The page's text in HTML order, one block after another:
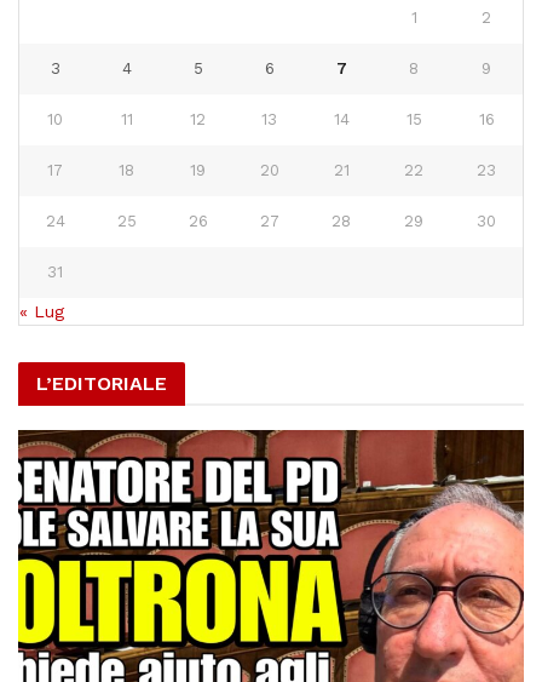
1 2
3 4 5 6 7 8 9
10 11 12 13 14 15 16
17 18 19 20 21 22 23
24 25 26 27 28 29 30
31
« Lug
L’EDITORIALE